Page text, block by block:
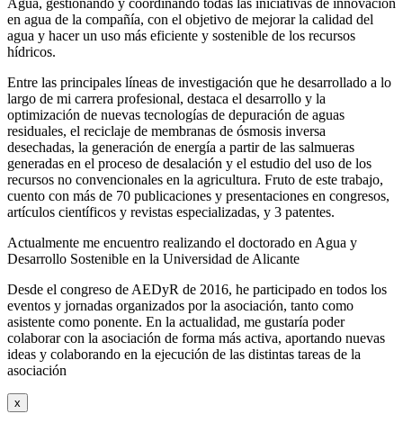
Agua, gestionando y coordinando todas las iniciativas de innovación
en agua de la compañía, con el objetivo de mejorar la calidad del
agua y hacer un uso más eficiente y sostenible de los recursos
hídricos.
Entre las principales líneas de investigación que he desarrollado a lo
largo de mi carrera profesional, destaca el desarrollo y la
optimización de nuevas tecnologías de depuración de aguas
residuales, el reciclaje de membranas de ósmosis inversa
desechadas, la generación de energía a partir de las salmueras
generadas en el proceso de desalación y el estudio del uso de los
recursos no convencionales en la agricultura. Fruto de este trabajo,
cuento con más de 70 publicaciones y presentaciones en congresos,
artículos científicos y revistas especializadas, y 3 patentes.
Actualmente me encuentro realizando el doctorado en Agua y
Desarrollo Sostenible en la Universidad de Alicante
Desde el congreso de AEDyR de 2016, he participado en todos los
eventos y jornadas organizados por la asociación, tanto como
asistente como ponente. En la actualidad, me gustaría poder
colaborar con la asociación de forma más activa, aportando nuevas
ideas y colaborando en la ejecución de las distintas tareas de la
asociación
x